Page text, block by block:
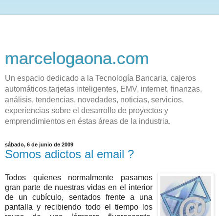
marcelogaona.com
Un espacio dedicado a la Tecnología Bancaria, cajeros
automáticos,tarjetas inteligentes, EMV, internet, finanzas,
análisis, tendencias, novedades, noticias, servicios,
experiencias sobre el desarrollo de proyectos y
emprendimientos en éstas áreas de la industria.
sábado, 6 de junio de 2009
Somos adictos al email ?
Todos quienes normalmente pasamos
gran parte de nuestras vidas en el interior
de un cubículo, sentados frente a una
pantalla y recibiendo todo el tiempo los